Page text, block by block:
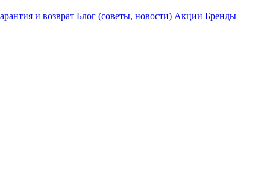
и возврат Блог (советы, новости) Акции Бренды